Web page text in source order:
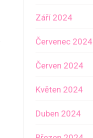
Září 2024
Červenec 2024
Červen 2024
Květen 2024
Duben 2024